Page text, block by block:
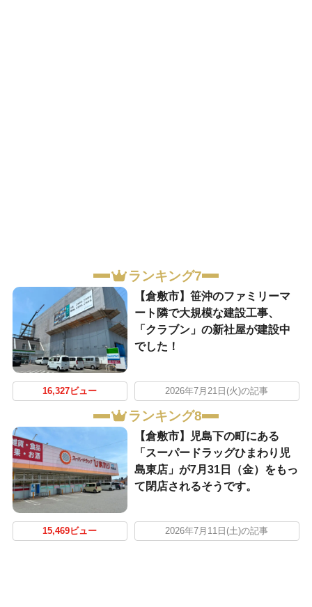
ランキング7
【倉敷市】笹沖のファミリーマ
ート隣で大規模な建設工事、
「クラブン」の新社屋が建設中
でした！
16,327ビュー 2026年7月21日(火)の記事
ランキング8
【倉敷市】児島下の町にある
「スーパードラッグひまわり児
島東店」が7月31日（金）をもっ
て閉店されるそうです。
15,469ビュー 2026年7月11日(土)の記事